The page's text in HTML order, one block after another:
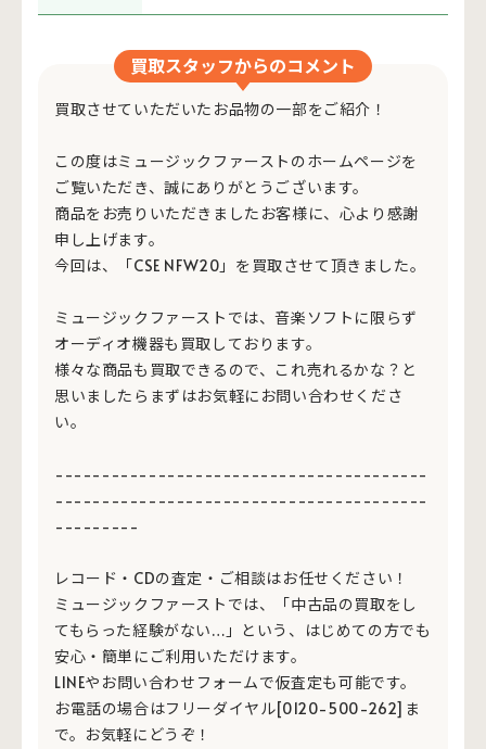
買取スタッフからのコメント
買取させていただいたお品物の一部をご紹介！
この度はミュージックファーストのホームページを
ご覧いただき、誠にありがとうございます。
商品をお売りいただきましたお客様に、心より感謝
申し上げます。
今回は、「CSE NFW20」を買取させて頂きました。
ミュージックファーストでは、音楽ソフトに限らず
オーディオ機器も買取しております。
様々な商品も買取できるので、これ売れるかな？と
思いましたらまずはお気軽にお問い合わせくださ
い。
----------------------------------------
----------------------------------------
---------
レコード・CDの査定・ご相談はお任せください！
ミュージックファーストでは、「中古品の買取をし
てもらった経験がない…」という、はじめての方でも
安心・簡単にご利用いただけます。
LINEやお問い合わせフォームで仮査定も可能です。
お電話の場合はフリーダイヤル[0120-500-262]ま
で。お気軽にどうぞ！